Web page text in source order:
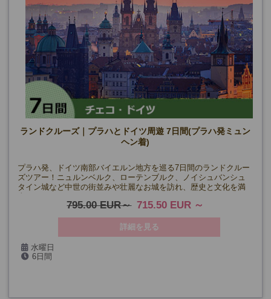
ランドクルーズ｜プラハとドイツ周遊 7日間(プラハ発ミュン
ヘン着)
プラハ発、ドイツ南部バイエルン地方を巡る7日間のランドクルー
ズツアー！ニュルンベルク、ローテンブルク、ノイシュバンシュ
タイン城など中世の街並みや壮麗なお城を訪れ、歴史と文化を満
喫。
795.00 EUR 715.50 EUR
詳細を見る
水曜日
6日間